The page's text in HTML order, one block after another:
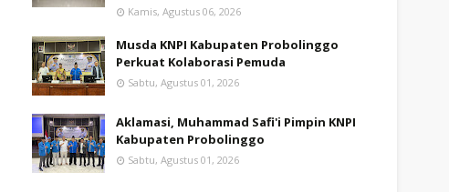
Kamis, Agustus 06, 2026
Musda KNPI Kabupaten Probolinggo
Perkuat Kolaborasi Pemuda
Sabtu, Agustus 01, 2026
Aklamasi, Muhammad Safi'i Pimpin KNPI
Kabupaten Probolinggo
Sabtu, Agustus 01, 2026